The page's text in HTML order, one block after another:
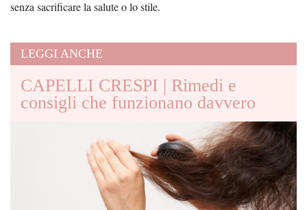
senza sacrificare la salute o lo stile.
LEGGI ANCHE
CAPELLI CRESPI | Rimedi e
consigli che funzionano davvero